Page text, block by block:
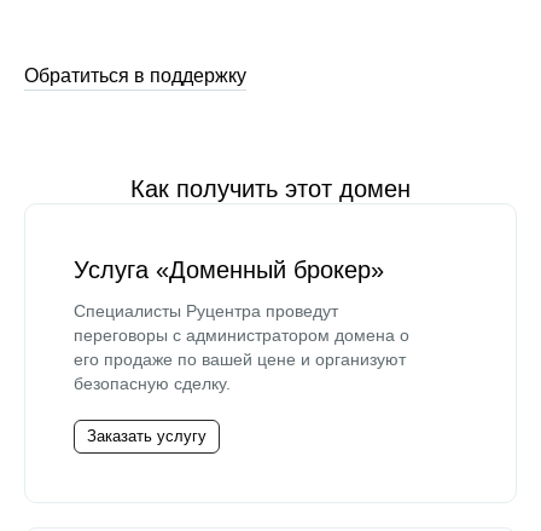
Обратиться в поддержку
Как получить этот домен
Услуга «Доменный брокер»
Специалисты Руцентра проведут
переговоры с администратором домена о
его продаже по вашей цене и организуют
безопасную сделку.
Заказать услугу